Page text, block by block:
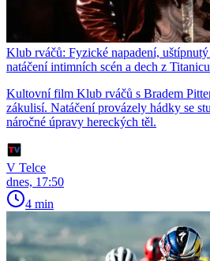
Klub rváčů: Fyzické napadení,
natáčení intimních scén a dech z Titanicu
Kultovní film Klub rváčů s Bradem
zákulisí. Natáčení provázely hádky se
náročné úpravy hereckých těl.
V Telce
dnes, 17:50
4 min